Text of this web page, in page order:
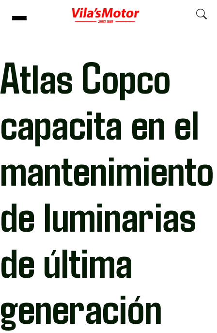
Atlas Copco
capacita en el
mantenimiento
de luminarias
de última
generación